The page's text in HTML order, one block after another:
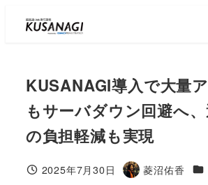
Skip
KUSANAGI導入で大量
もサーバダウン回避へ
の負担軽減も実現
Published
2025年7月30日
Author
菱沼佑香 コ